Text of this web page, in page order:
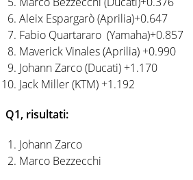
Aleix Espargarò (Aprilia)+0.647
Fabio Quartararo (Yamaha)+0.857
Maverick Vinales (Aprilia) +0.990
Johann Zarco (Ducati) +1.170
Jack Miller (KTM) +1.192
Q1, risultati:
Johann Zarco
Marco Bezzecchi